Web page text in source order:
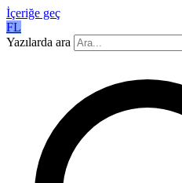
İçeriğe geç
FL
Yazılarda ara